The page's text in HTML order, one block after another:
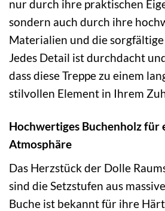
nur durch ihre praktischen
sondern auch durch ihre
Materialien und die
Jedes Detail ist durchdacht
dass diese Treppe zu einem
stilvollen Element in Ihrem
Hochwertiges Buchenholz für
Atmosphäre
Das Herzstück der Dolle
sind die Setzstufen aus
Buche ist bekannt für ihre